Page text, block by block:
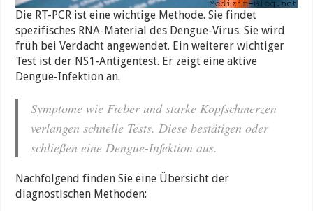
Die RT-PCR ist eine wichtige Methode. Sie findet
spezifisches RNA-Material des Dengue-Virus. Sie wird
früh bei Verdacht angewendet. Ein weiterer wichtiger
Test ist der NS1-Antigentest. Er zeigt eine aktive
Dengue-Infektion an.
Symptome wie Fieber und starke Kopfschmerzen
verlangen schnelle Tests. Diese bestätigen oder
schließen eine Dengue-Infektion aus.
Nachfolgend finden Sie eine Übersicht der
diagnostischen Methoden: